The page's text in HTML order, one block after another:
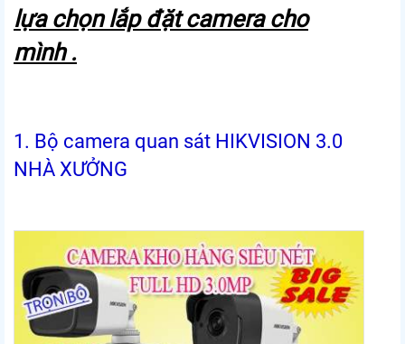
lựa chọn lắp đặt camera cho
mình .
1. Bộ camera quan sát HIKVISION 3.0
NHÀ XƯỞNG